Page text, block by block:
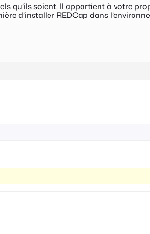
qu’ils soient. Il appartient à votre
d’installer REDCap dans